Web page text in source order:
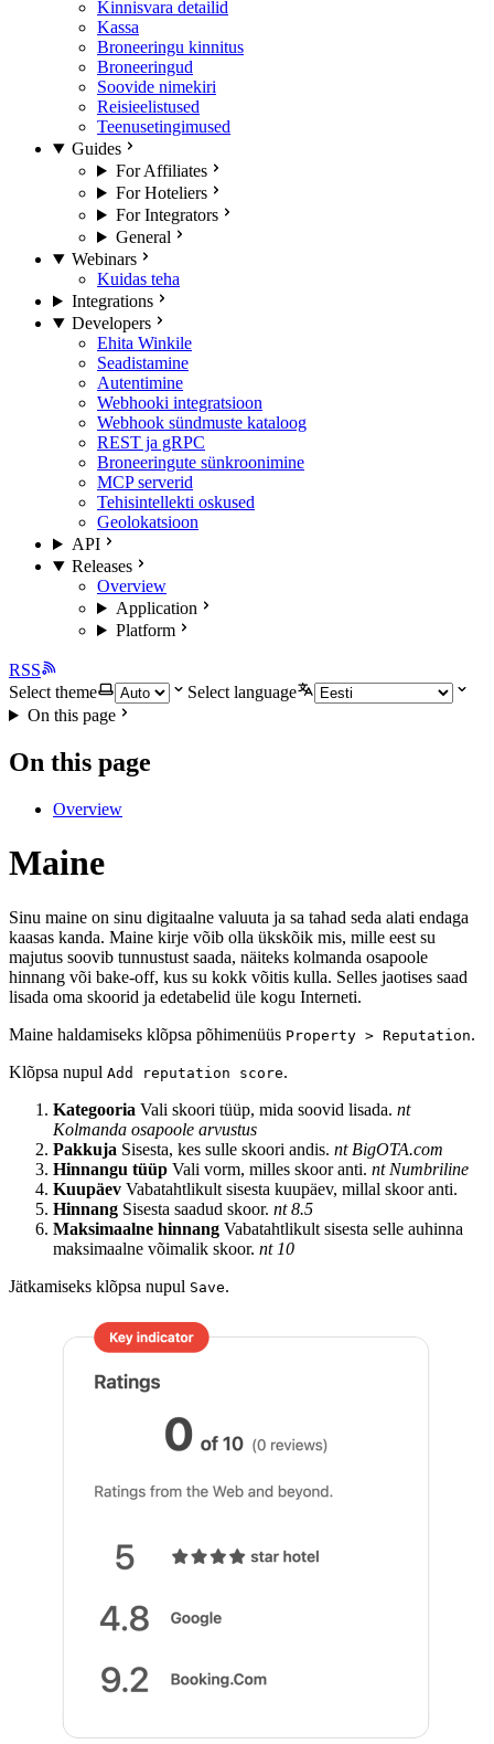
Kinnisvara detailid
Kassa
Broneeringu kinnitus
Broneeringud
Soovide nimekiri
Reisieelistused
Teenusetingimused
Guides
For Affiliates
For Hoteliers
For Integrators
General
Webinars
Kuidas teha
Integrations
Developers
Ehita Winkile
Seadistamine
Autentimine
Webhooki integratsioon
Webhook sündmuste kataloog
REST ja gRPC
Broneeringute sünkroonimine
MCP serverid
Tehisintellekti oskused
Geolokatsioon
API
Releases
Overview
Application
Platform
RSS
Select theme
Select language
On this page
On this page
Overview
Maine
Sinu maine on sinu digitaalne valuuta ja sa tahad seda alati endaga
kaasas kanda. Maine kirje võib olla ükskõik mis, mille eest su
majutus soovib tunnustust saada, näiteks kolmanda osapoole
hinnang või bake-off, kus su kokk võitis kulla. Selles jaotises saad
lisada oma skoorid ja edetabelid üle kogu Interneti.
Maine haldamiseks klõpsa põhimenüüs Property > Reputation.
Klõpsa nupul Add reputation score.
Kategooria Vali skoori tüüp, mida soovid lisada. nt
Kolmanda osapoole arvustus
Pakkuja Sisesta, kes sulle skoori andis. nt BigOTA.com
Hinnangu tüüp Vali vorm, milles skoor anti. nt Numbriline
Kuupäev Vabatahtlikult sisesta kuupäev, millal skoor anti.
Hinnang Sisesta saadud skoor. nt 8.5
Maksimaalne hinnang Vabatahtlikult sisesta selle auhinna
maksimaalne võimalik skoor. nt 10
Jätkamiseks klõpsa nupul Save.